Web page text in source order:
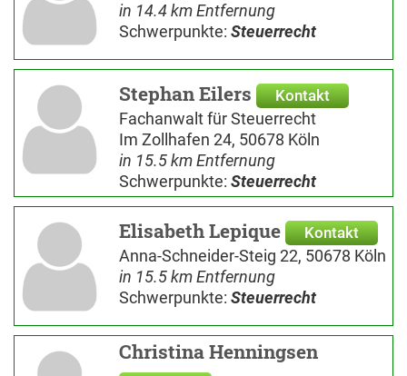
in 14.4 km Entfernung
Schwerpunkte: Steuerrecht
Stephan Eilers Kontakt
Fachanwalt für Steuerrecht
Im Zollhafen 24, 50678 Köln
in 15.5 km Entfernung
Schwerpunkte: Steuerrecht
Elisabeth Lepique Kontakt
Anna-Schneider-Steig 22, 50678 Köln
in 15.5 km Entfernung
Schwerpunkte: Steuerrecht
Christina Henningsen